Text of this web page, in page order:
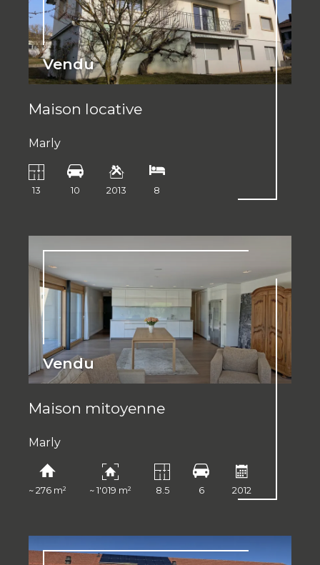
Vendu
Maison locative
Marly
13 10 2013 8
Vendu
Maison mitoyenne
Marly
~ 276 m² ~ 1'019 m² 8.5 6 2012